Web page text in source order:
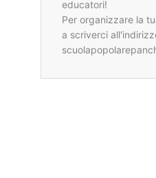
educatori!
Per organizzare la
a scriverci